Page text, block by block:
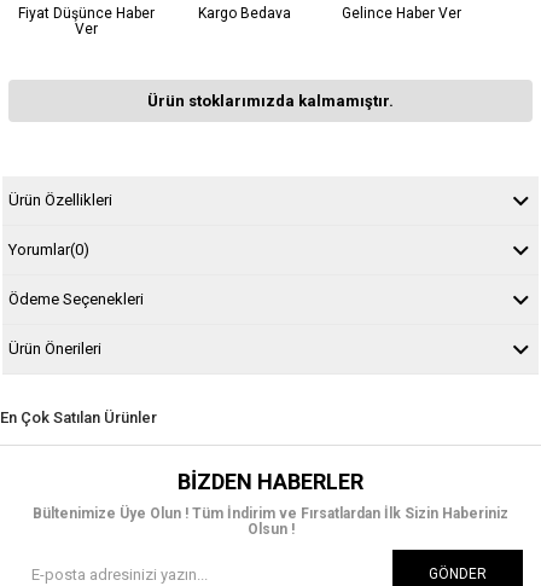
Fiyat Düşünce Haber
Ver
Kargo Bedava Gelince Haber Ver
Ürün stoklarımızda kalmamıştır.
Ürün Özellikleri
Yorumlar(0)
Ödeme Seçenekleri
Ürün Önerileri
En Çok Satılan Ürünler
BIZDEN HABERLER
Bültenimize Üye Olun ! Tüm İndirim ve Fırsatlardan İlk Sizin Haberiniz
Olsun !
GÖNDER